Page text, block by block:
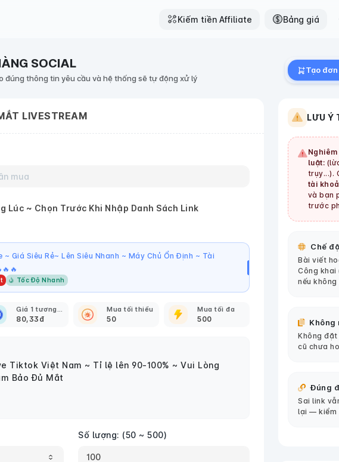
Kiếm tiền Affiliate Bảng giá
SOCIAL
đúng thông tin yêu cầu và hệ thống sẽ tự động xử lý
Tạo
LIVESTREAM
Lúc ~ Chọn Trước Khi Nhập Danh Sách Link
~ Giá Siêu Rẻ~ Lên Siêu Nhanh ~ Máy Chủ Ổn Định ~ Tài
Tốc Độ Nhanh
Giá 1 tương tác
80,33 đ
Mua tối thiểu
50
Mua tối đa
500
Tiktok Việt Nam ~ Tỉ lệ lên 90-100% ~ Vui Lòng
Bảo Đủ Mắt
Số lượng: (50 ~ 500)
LƯU Ý
luật:
trụy...).
tài
và bạn
trước
Chế
Bài viết
Công khai
nếu
Không
Không đặt
cũ chưa
Đúng
Sai link
lại — kiểm